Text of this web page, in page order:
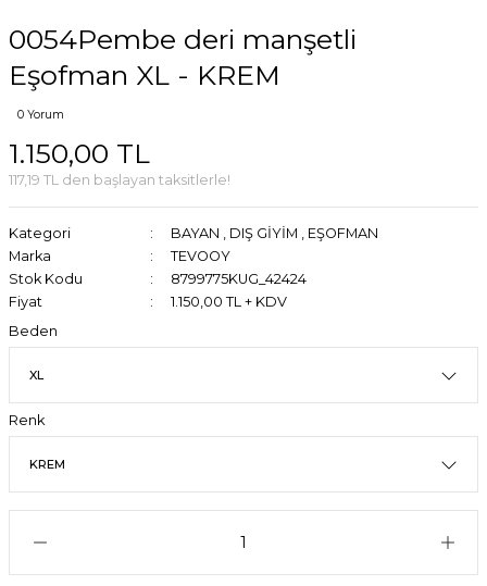
0054Pembe deri manşetli
Eşofman XL - KREM
0 Yorum
1.150,00 TL
117,19 TL den başlayan taksitlerle!
Kategori BAYAN , DIŞ GİYİM , EŞOFMAN
Marka
TEVOOY
Stok Kodu
8799775KUG_42424
Fiyat
1.150,00 TL + KDV
Beden
Renk